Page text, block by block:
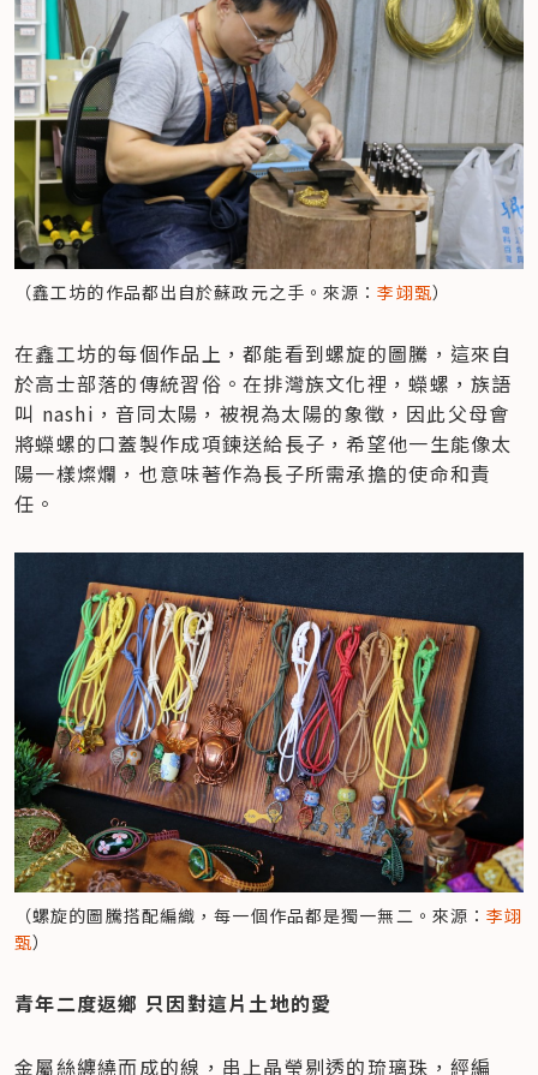
（鑫工坊的作品都出自於蘇政元之手。來源：李翊甄）
在鑫工坊的每個作品上，都能看到螺旋的圖騰，這來自
於高士部落的傳統習俗。在排灣族文化裡，蠑螺，族語
叫 nashi，音同太陽，被視為太陽的象徵，因此父母會
將蠑螺的口蓋製作成項鍊送給長子，希望他一生能像太
陽一樣燦爛，也意味著作為長子所需承擔的使命和責
任。
（螺旋的圖騰搭配編織，每一個作品都是獨一無二。來源：李翊
甄）
青年二度返鄉 只因對這片土地的愛
金屬絲纏繞而成的線，串上晶瑩剔透的琉璃珠，經編